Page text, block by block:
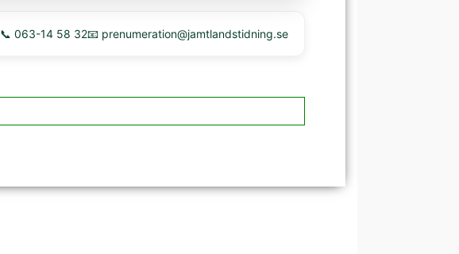
📞 063-14 58 32📧 prenumeration@jamtlandstidning.se